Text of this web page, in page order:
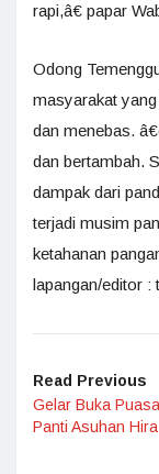
rapi,â€ papar
Odong
masyarakat
dan menebas.
dan bertambah.
dampak dari
terjadi musim
ketahanan
lapangan/editor :
Read Previous
Gelar Buka
Panti Asuhan Hira